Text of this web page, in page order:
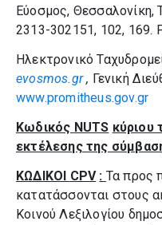
Εύοσμος, Θεσσαλονίκη,
2313-302151, 102, 169.
Ηλεκτρονικό
evosmos.gr, Γενική
www.promitheus.gov.gr
Κωδικός NUTS κύριου
εκτέλεσης της
ΚΩΔΙΚΟΙ CPV : Τα προς
κατατάσσονται στους
Κοινού Λεξιλογίου